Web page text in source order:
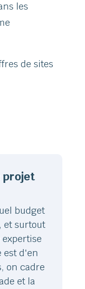
les
de sites
projet
budget
et surtout
est d'en
on cadre
et la